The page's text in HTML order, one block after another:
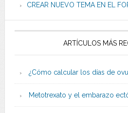
CREAR NUEVO TEMA EN EL
ARTÍCULOS MÁS
¿Cómo calcular los días de
Metotrexato y el embarazo